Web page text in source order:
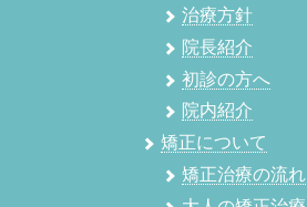
治療方針
院長紹介
初診の方へ
院内紹介
矯正について
矯正治療の流れ